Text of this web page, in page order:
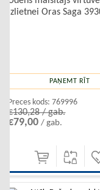
izlietnei Oras Saga
PAŅEMT RĪT
Preces kods: 769996
€130,28 / gab.
€79,00/ gab.